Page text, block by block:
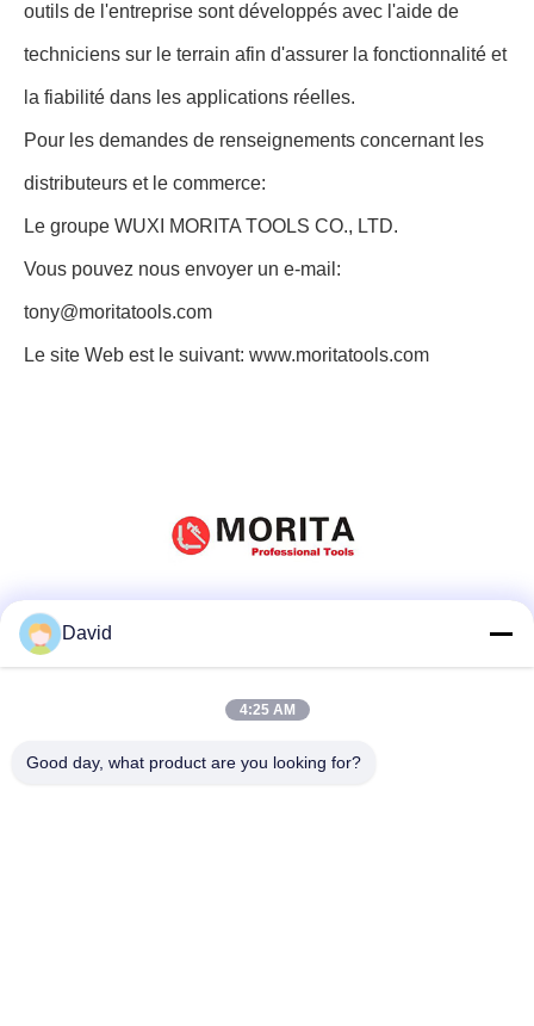
outils de l'entreprise sont développés avec l'aide de
techniciens sur le terrain afin d'assurer la fonctionnalité et
la fiabilité dans les applications réelles.
Pour les demandes de renseignements concernant les
distributeurs et le commerce:
Le groupe WUXI MORITA TOOLS CO., LTD.
Vous pouvez nous envoyer un e-mail:
tony@moritatools.com
Le site Web est le suivant: www.moritatools.com
David
4:25 AM
Good day, what product are you looking for?